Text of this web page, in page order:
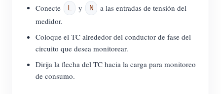
Conecte L y N
a las entradas de tensión del
medidor.
Coloque el TC alrededor del conductor de fase del
circuito que desea monitorear.
Dirija la flecha del TC hacia la carga para monitoreo
de consumo.